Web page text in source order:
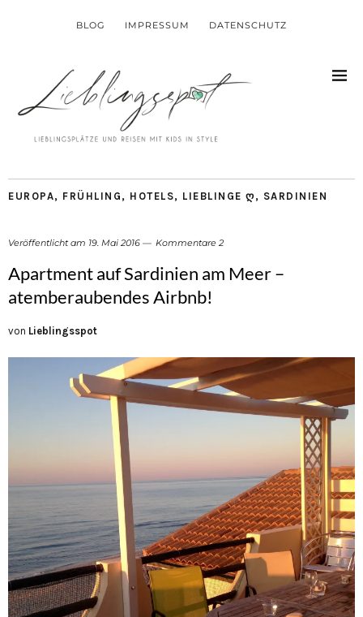
BLOG IMPRESSUM DATENSCHUTZ
EUROPA, FRÜHLING , HOTELS, LIEBLINGE Ღ , SARDINIEN
Veröffentlicht am 19. Mai 2016 Kommentare 2
Apartment auf Sardinien am Meer –
atemberaubendes Airbnb!
von Lieblingsspot